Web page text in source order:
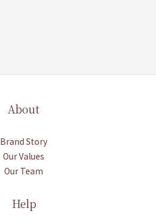
About
Brand Story
Our Values
Our Team
Help